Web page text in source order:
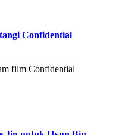
Confidential
film Confidential